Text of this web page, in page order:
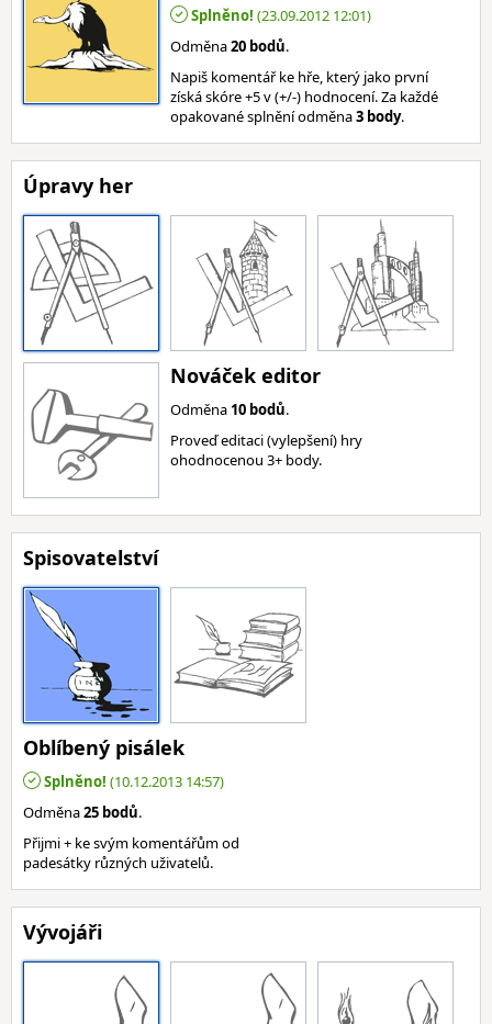
Splněno! (23.09.2012 12:01)
Odměna20 bodů.
Napiš komentář ke hře, který jako první
získá skóre +5 v (+/-) hodnocení. Za každé
opakované splnění odměna3 body.
Úpravy her
Nováček editor
Odměna 10 bodů.
Proveď editaci (vylepšení) hry
ohodnocenou 3+ body.
Spisovatelství
Oblíbený pisálek
Splněno! (10.12.2013 14:57)
Odměna25 bodů.
Přijmi + ke svým komentářům od
padesátky různých uživatelů.
Vývojáři